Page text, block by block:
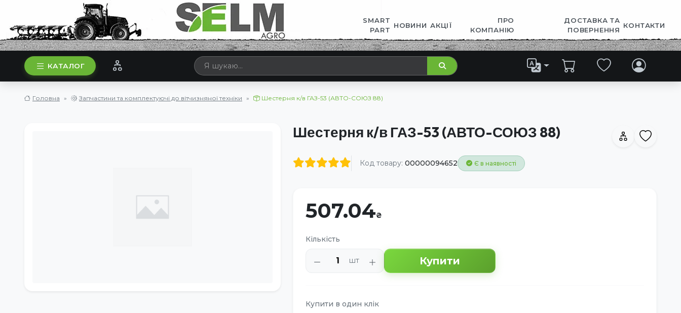
SMART
PART
НОВИНИ АКЦІЇ
ПРО
КОМПАНІЮ
ДОСТАВКА ТА
ПОВЕРНЕННЯ
КОНТАКТИ
КАТАЛОГ
Головна Запчастини та комплектуючі до вітчизняної техніки Шестерня к/в ГАЗ-53 (АВТО-СОЮЗ 88)
Шестерня к/в ГАЗ-53 (АВТО-СОЮЗ 88)
Код товару: 00000094652 Є в наявності
507.04
Кількість
шт Купити
Купити в один клік